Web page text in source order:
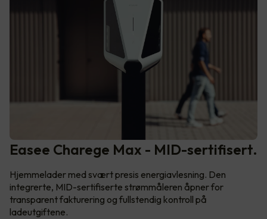
Easee Charege Max - MID-sertifisert.
Hjemmelader med svært presis energiavlesning. Den
integrerte, MID-sertifiserte strømmåleren åpner for
transparent fakturering og fullstendig kontroll på
ladeutgiftene.